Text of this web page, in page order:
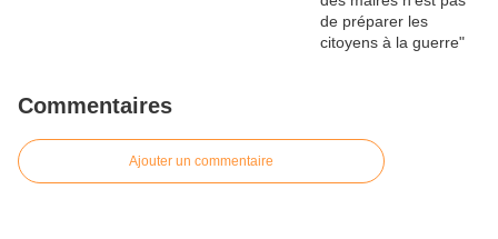
Commentaires
Ajouter un commentaire